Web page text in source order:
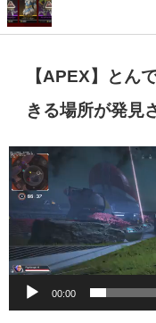
【APEX】とん
きる場所が発見
動
画
ー
ー
00:00